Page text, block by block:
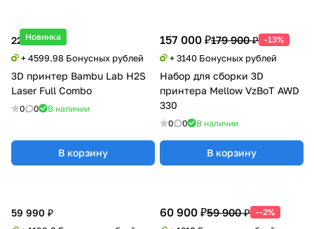
Новинка
229 999 ₽
+ 4599.98 Бонусных рублей
3D принтер Bambu Lab H2S
Laser Full Combo
0 0 В наличии
В корзину
157 000 ₽179 900 ₽ -13%
+ 3140 Бонусных рублей
Набор для cборки 3D
принтера Mellow VzBoT AWD
330
0 0 В наличии
В корзину
59 990 ₽ 60 900 ₽59 900 ₽ --2%